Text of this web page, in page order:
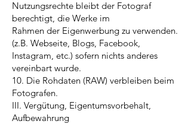
Nutzungsrechte bleibt der Fotograf
berechtigt, die Werke im
Rahmen der Eigenwerbung zu verwenden.
(z.B. Webseite, Blogs, Facebook,
Instagram, etc.) sofern nichts anderes
vereinbart wurde.
10. Die Rohdaten (RAW) verbleiben beim
Fotografen.
III. Vergütung, Eigentumsvorbehalt,
Aufbewahrung